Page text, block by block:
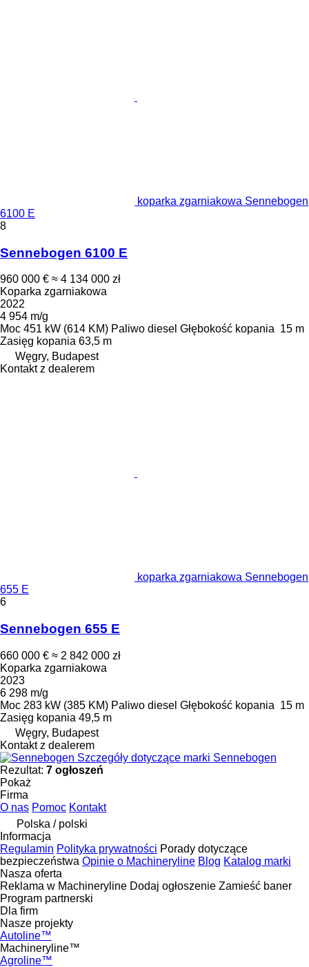
koparka zgarniakowa Sennebogen
6100 E
8
Sennebogen 6100 E
960 000 € ≈ 4 134 000 zł
Koparka zgarniakowa
2022
4 954 m/g
Moc 451 kW (614 KM) Paliwo diesel Głębokość kopania 15 m
Zasięg kopania 63,5 m
Węgry, Budapest
Kontakt z dealerem
koparka zgarniakowa Sennebogen
655 E
6
Sennebogen 655 E
660 000 € ≈ 2 842 000 zł
Koparka zgarniakowa
2023
6 298 m/g
Moc 283 kW (385 KM) Paliwo diesel Głębokość kopania 15 m
Zasięg kopania 49,5 m
Węgry, Budapest
Kontakt z dealerem
Szczegóły dotyczące marki Sennebogen
Rezultat: 7 ogłoszeń
Pokaż
Firma
O nas Pomoc Kontakt
Polska / polski
Informacja
Regulamin Polityka prywatności Porady dotyczące
bezpieczeństwa Opinie o Machineryline Blog Katalog marki
Nasza oferta
Reklama w Machineryline Dodaj ogłoszenie Zamieść baner
Program partnerski
Dla firm
Nasze projekty
Autoline™
Machineryline™
Agroline™